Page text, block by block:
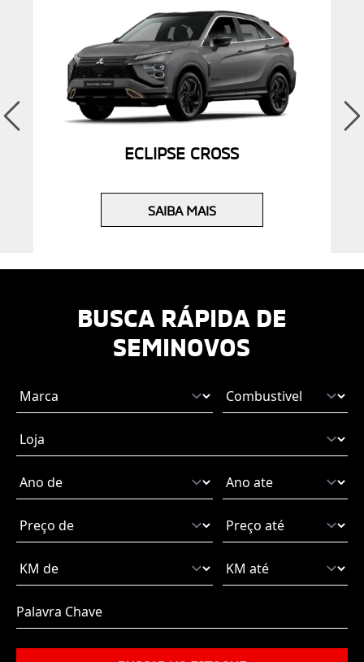
ECLIPSE CROSS
SAIBA MAIS
BUSCA RÁPIDA DE
SEMINOVOS